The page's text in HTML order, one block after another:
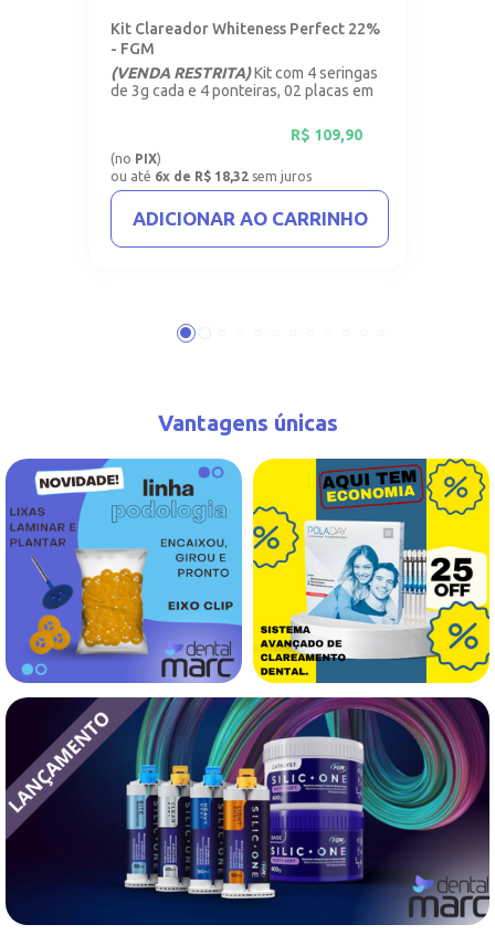
Kit Clareador Whiteness Perfect 22%
- FGM
(VENDA RESTRITA)Kit com 4 seringas
de 3g cada e 4 ponteiras, 02 placas em
R$ 109,90
(no PIX)
ou até 6x de R$ 18,32 sem juros
ADICIONAR AO CARRINHO
Vantagens únicas